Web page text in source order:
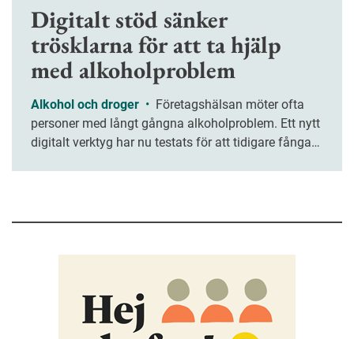
Digitalt stöd sänker
trösklarna för att ta hjälp
med alkoholproblem
Alkohol och droger •
personer med långt gångna alkoholproblem. Ett nytt
digitalt verktyg har nu testats för att tidigare fånga